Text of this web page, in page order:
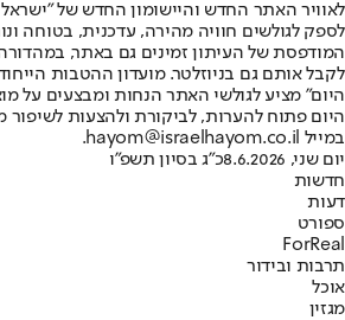
לאוויר האתר החדש והיישומון החדש של
לספק לגולשים חוויה מהירה, עדכנית, בטוחה
המודפסת של העיתון זמינים גם באתר,
לקבל אותם גם בניוזלטר. מועדון ההטבות
היום" מציע לגולשי האתר הנחות ומבצעים על
היום פתוח להערות, לביקורת ולהצעות לשיפור
במייל hayom@israelhayom.co.il.
יום שני, 8.6.2026
כ"ג בסיון תשפ"ו
חדשות
דעות
ספורט
ForReal
תרבות ובידור
אוכל
מגזין